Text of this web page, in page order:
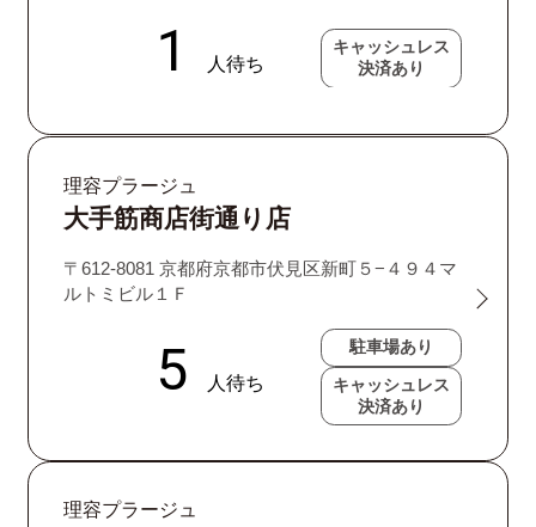
キャッシュレス
決済あり
理容プラージュ
大手筋商店街通り店
〒612-8081 京都府京都市伏見区新町５−４９４マ
ルトミビル１Ｆ
駐車場あり
キャッシュレス
決済あり
理容プラージュ